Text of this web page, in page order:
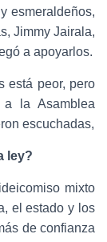
esmeraldeños,
Jimmy Jairala,
a apoyarlos.
está peor, pero
a la Asamblea
escuchadas,
ley?
mixto
el estado y los
de confianza